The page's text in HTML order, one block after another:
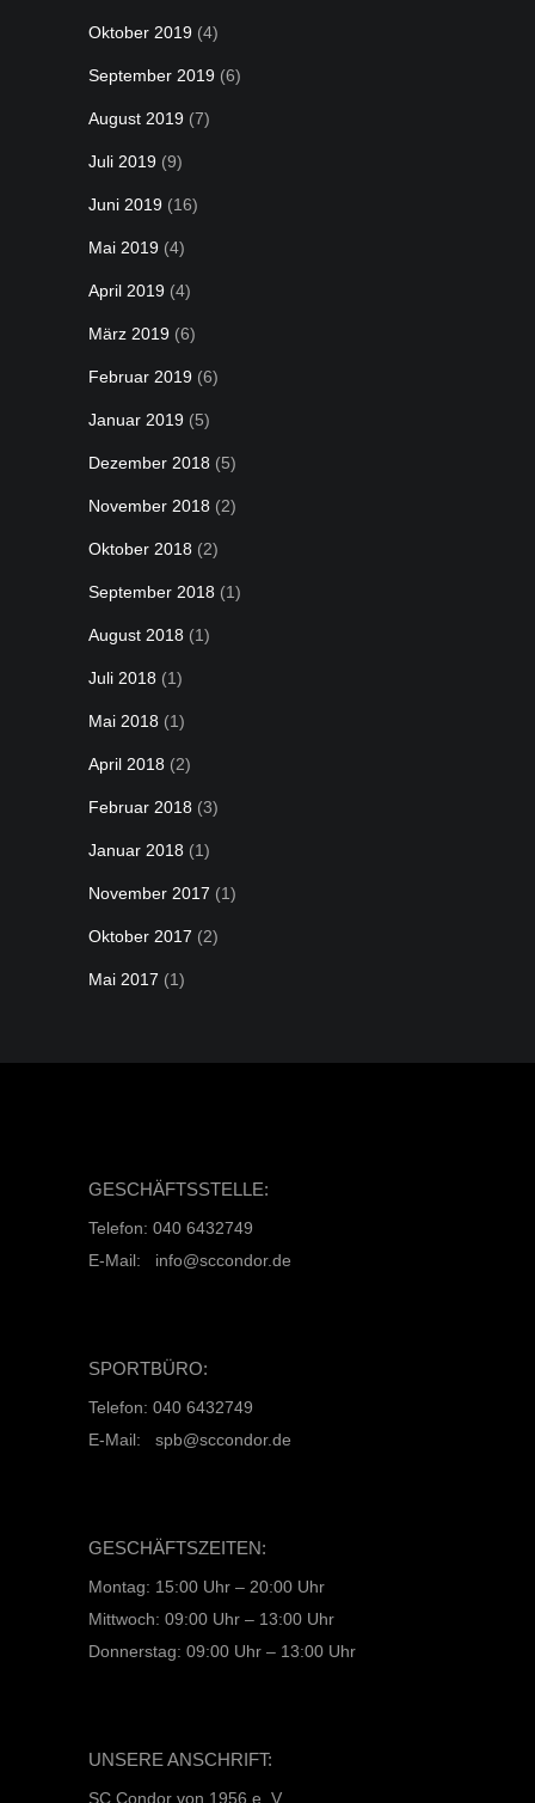
Oktober 2019 (4)
September 2019 (6)
August 2019 (7)
Juli 2019 (9)
Juni 2019 (16)
Mai 2019 (4)
April 2019 (4)
März 2019 (6)
Februar 2019 (6)
Januar 2019 (5)
Dezember 2018 (5)
November 2018 (2)
Oktober 2018 (2)
September 2018 (1)
August 2018 (1)
Juli 2018 (1)
Mai 2018 (1)
April 2018 (2)
Februar 2018 (3)
Januar 2018 (1)
November 2017 (1)
Oktober 2017 (2)
Mai 2017 (1)
GESCHÄFTSSTELLE:
Telefon: 040 6432749
E-Mail: info@sccondor.de
SPORTBÜRO:
Telefon: 040 6432749
E-Mail: spb@sccondor.de
GESCHÄFTSZEITEN:
Montag: 15:00 Uhr – 20:00 Uhr
Mittwoch: 09:00 Uhr – 13:00 Uhr
Donnerstag: 09:00 Uhr – 13:00 Uhr
UNSERE ANSCHRIFT:
SC Condor von 1956 e. V.